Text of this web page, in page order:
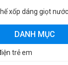
xốp dáng giọt
DANH MỤC
trẻ em
Xe ô tô
em cảnh